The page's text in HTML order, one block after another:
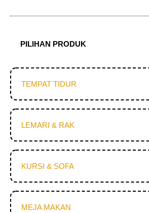
PILIHAN PRODUK
TEMPAT TIDUR
LEMARI & RAK
KURSI & SOFA
MEJA MAKAN